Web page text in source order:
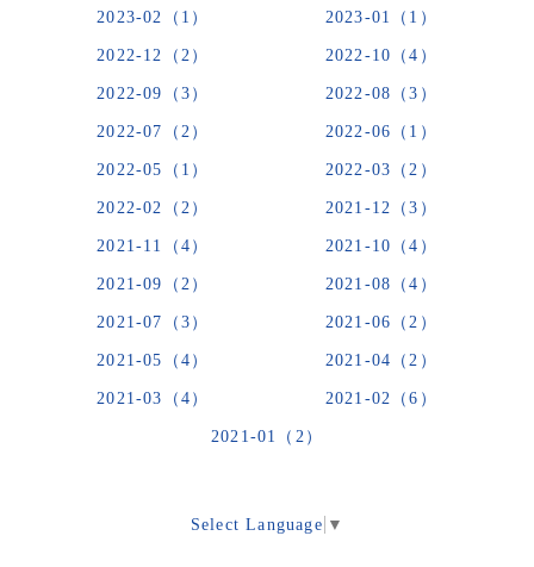
2023-02（1） 2023-01（1）
2022-12（2） 2022-10（4）
2022-09（3） 2022-08（3）
2022-07（2） 2022-06（1）
2022-05（1） 2022-03（2）
2022-02（2） 2021-12（3）
2021-11（4） 2021-10（4）
2021-09（2） 2021-08（4）
2021-07（3） 2021-06（2）
2021-05（4） 2021-04（2）
2021-03（4） 2021-02（6）
2021-01（2）
Select Language ▼